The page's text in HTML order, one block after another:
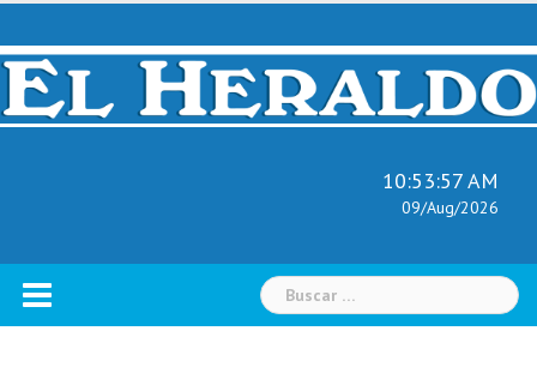
Skip
content
10:53:58 AM
09/Aug/2026
Buscar: